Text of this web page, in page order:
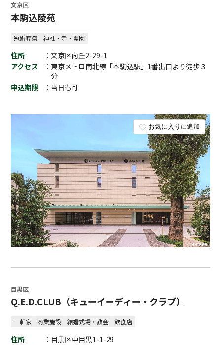
お気に入りに追加
文京区
本駒込陵苑
冠婚葬祭 神社・寺・霊園
住所
：文京区向丘2-29-1
アクセス
：東京メトロ南北線「本駒込駅」1番出口より徒歩３
分
申込期限
：当日も可
目黒区
Q.E.D.CLUB（キューイーディー・クラブ）
一軒家 商業施設 結婚式場・教会 飲食店
住所
：目黒区中目黒1-1-29